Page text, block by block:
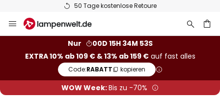
50 Tage kostenlose Retoure
Inhalt
Nur
00D 15H 34M 52S
EXTRA 10% ab 109 € & 13% ab 159 €auf fast alles
Code:RABATT kopieren
WOW Week:Bis zu -70%